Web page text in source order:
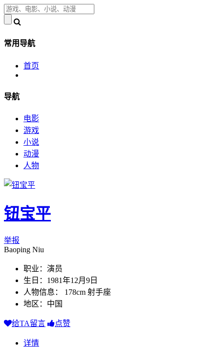
常用导航
首页
导航
电影
游戏
小说
动漫
人物
钮宝平
举报
Baoping Niu
职业：演员
生日：1981年12月9日
人物信息： 178cm 射手座
地区：中国
给TA留言 点赞
详情